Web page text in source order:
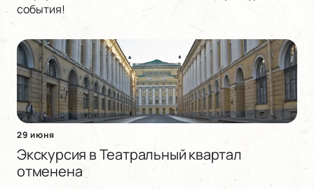
события!
29 июня
Экскурсия в Театральный квартал
отменена